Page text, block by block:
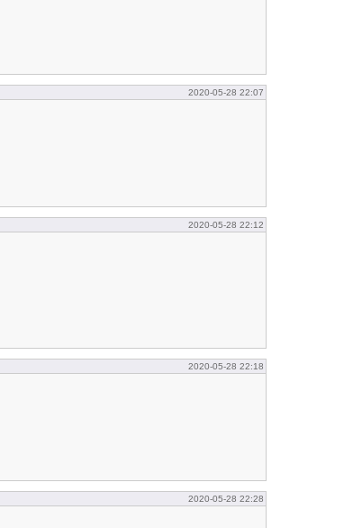
2020-05-28 22:07
2020-05-28 22:12
2020-05-28 22:18
2020-05-28 22:28